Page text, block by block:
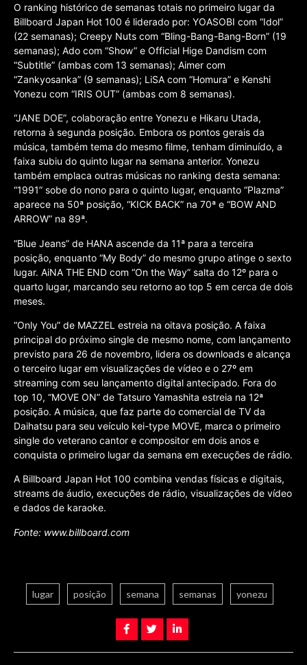
O ranking histórico de semanas totais no primeiro lugar da
Billboard Japan Hot 100 é liderado por: YOASOBI com “Idol”
(22 semanas); Creepy Nuts com “Bling-Bang-Bang-Born” (19
semanas); Ado com “Show” e Official Hige Dandism com
“Subtitle” (ambas com 13 semanas); Aimer com
“Zankyosanka” (9 semanas); LiSA com “Homura” e Kenshi
Yonezu com “IRIS OUT” (ambas com 8 semanas).
“JANE DOE”, colaboração entre Yonezu e Hikaru Utada,
retorna à segunda posição. Embora os pontos gerais da
música, também tema do mesmo filme, tenham diminuído, a
faixa subiu do quinto lugar na semana anterior. Yonezu
também emplaca outras músicas no ranking desta semana:
“1991” sobe do nono para o quinto lugar, enquanto “Plazma”
aparece na 50ª posição, “KICK BACK” na 70ª e “BOW AND
ARROW” na 89ª.
“Blue Jeans” de HANA ascende da 11ª para a terceira
posição, enquanto “My Body” do mesmo grupo atinge o sexto
lugar. AiNA THE END com “On the Way” salta do 12º para o
quarto lugar, marcando seu retorno ao top 5 em cerca de dois
meses.
“Only You” de MAZZEL estreia na oitava posição. A faixa
principal do próximo single de mesmo nome, com lançamento
previsto para 26 de novembro, lidera os downloads e alcança
o terceiro lugar em visualizações de vídeo e o 27º em
streaming com seu lançamento digital antecipado. Fora do
top 10, “MOVE ON” de Tatsuro Yamashita estreia na 12ª
posição. A música, que faz parte do comercial de TV da
Daihatsu para seu veículo kei-type MOVE, marca o primeiro
single do veterano cantor e compositor em dois anos e
conquista o primeiro lugar da semana em execuções de rádio.
A Billboard Japan Hot 100 combina vendas físicas e digitais,
streams de áudio, execuções de rádio, visualizações de vídeo
e dados de karaoke.
Fonte: www.billboard.com
lugar posição semana semanas yonezu